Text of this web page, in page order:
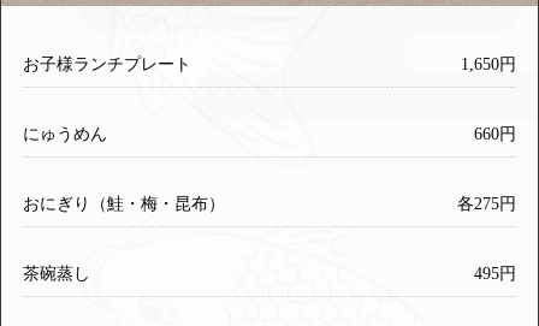
お子様ランチプレート 1,650円
にゅうめん 660円
おにぎり（鮭・梅・昆布） 各275円
茶碗蒸し 495円